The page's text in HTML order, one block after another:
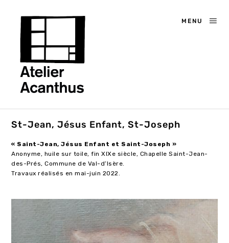
MENU
St-Jean, Jésus Enfant, St-Joseph
« Saint-Jean, Jésus Enfant et Saint-Joseph »
Anonyme, huile sur toile, fin XIXe siècle, Chapelle Saint-Jean-
des-Prés, Commune de Val-d’Isère.
Travaux réalisés en mai-juin 2022.